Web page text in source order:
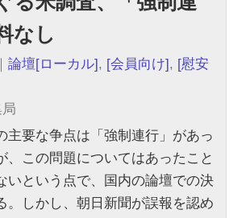
なし
｜論壇[ローカル], [会員向け], [慰安
要な争点は「強制連行」があっ
、この問題についてはあったこと
いという点で、国内の論壇での決
。しかし、朝日新聞が誤報を認め